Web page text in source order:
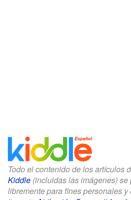
Todo el contenido de los artículos
Kiddle (incluidas las imágenes)
libremente para fines personales